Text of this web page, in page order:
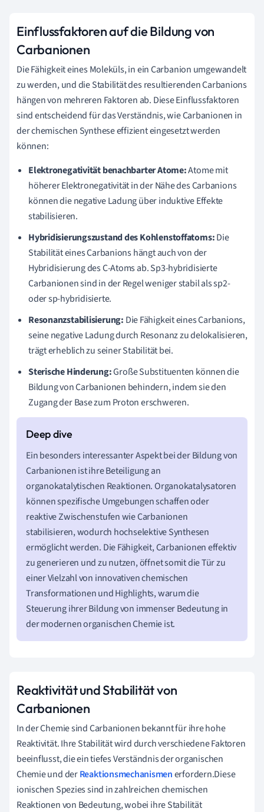
Einflussfaktoren auf die Bildung von
Carbanionen
Die Fähigkeit eines Moleküls, in ein Carbanion umgewandelt
zu werden, und die Stabilität des resultierenden Carbanions
hängen von mehreren Faktoren ab. Diese Einflussfaktoren
sind entscheidend für das Verständnis, wie Carbanionen in
der chemischen Synthese effizient eingesetzt werden
können:
Elektronegativität benachbarter Atome:Atome mit
höherer Elektronegativität in der Nähe des Carbanions
können die negative Ladung über induktive Effekte
stabilisieren.
Hybridisierungszustand des Kohlenstoffatoms:Die
Stabilität eines Carbanions hängt auch von der
Hybridisierung des C-Atoms ab. Sp3-hybridisierte
Carbanionen sind in der Regel weniger stabil als sp2-
oder sp-hybridisierte.
Resonanzstabilisierung: Die Fähigkeit eines Carbanions,
seine negative Ladung durch Resonanz zu delokalisieren,
trägt erheblich zu seiner Stabilität bei.
Sterische Hinderung:Große Substituenten können die
Bildung von Carbanionen behindern, indem sie den
Zugang der Base zum Proton erschweren.
Ein besonders interessanter Aspekt bei der Bildung von
Carbanionen ist ihre Beteiligung an
organokatalytischen Reaktionen. Organokatalysatoren
können spezifische Umgebungen schaffen oder
reaktive Zwischenstufen wie Carbanionen
stabilisieren, wodurch hochselektive Synthesen
ermöglicht werden. Die Fähigkeit, Carbanionen effektiv
zu generieren und zu nutzen, öffnet somit die Tür zu
einer Vielzahl von innovativen chemischen
Transformationen und Highlights, warum die
Steuerung ihrer Bildung von immenser Bedeutung in
der modernen organischen Chemie ist.
Reaktivität und Stabilität von
Carbanionen
In der Chemie sind Carbanionen bekannt für ihre hohe
Reaktivität. Ihre Stabilität wird durch verschiedene Faktoren
beeinflusst, die ein tiefes Verständnis der organischen
Chemie und derReaktionsmechanismenerfordern.Diese
ionischen Spezies sind in zahlreichen chemischen
Reaktionen von Bedeutung, wobei ihre Stabilität